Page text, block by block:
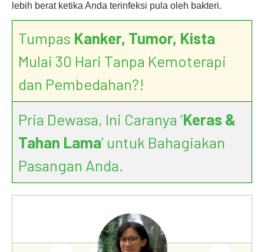
lebih berat ketika Anda terinfeksi pula oleh bakteri.
Tumpas Kanker, Tumor, Kista
Mulai 30 Hari Tanpa Kemoterapi
dan Pembedahan?!
Pria Dewasa, Ini Caranya ‘Keras &
Tahan Lama’ untuk Bahagiakan
Pasangan Anda.